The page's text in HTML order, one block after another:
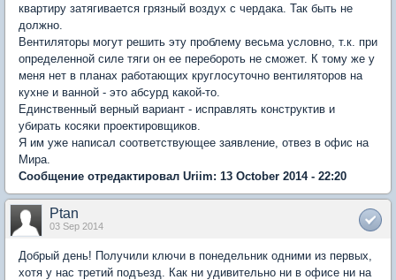
квартиру затягивается грязный воздух с чердака. Так быть не
должно.
Вентиляторы могут решить эту проблему весьма условно, т.к. при
определенной силе тяги он ее перебороть не сможет. К тому же у
меня нет в планах работающих круглосуточно вентиляторов на
кухне и ванной - это абсурд какой-то.
Единственный верный вариант - исправлять конструктив и
убирать косяки проектировщиков.
Я им уже написал соответствующее заявление, отвез в офис на
Мира.
Сообщение отредактировал Uriim: 13 October 2014 - 22:20
Ptan
03 Sep 2014
Добрый день! Получили ключи в понедельник одними из первых,
хотя у нас третий подъезд. Как ни удивительно ни в офисе ни на